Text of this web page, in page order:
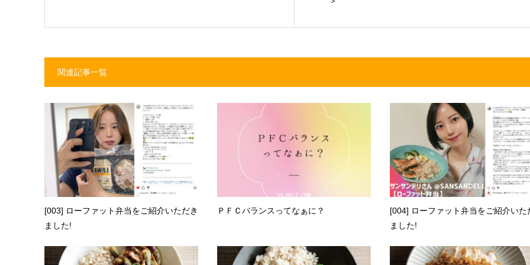
関連記事一覧
[003] ローファット弁当をご紹介いただき
ました!
ＰＦＣバランスってなぁに？
[004] ローファット弁当をご紹介いた
ました!